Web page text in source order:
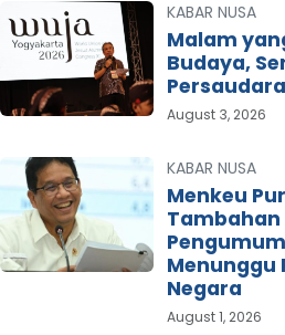
KABAR NUSA
Malam
Budaya,
August 3, 2026
KABAR NUSA
Menkeu
Tambahan
Menunggu
Negara
August 1, 2026